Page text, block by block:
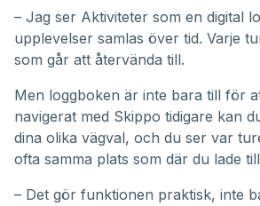
– Jag ser Aktiviteter som en digital
upplevelser samlas över tid. Varje
som går att återvända till.
Men loggboken är inte bara till för
navigerat med Skippo tidigare kan
dina olika vägval, och du ser var
ofta samma plats som där du lade
– Det gör funktionen praktisk, inte